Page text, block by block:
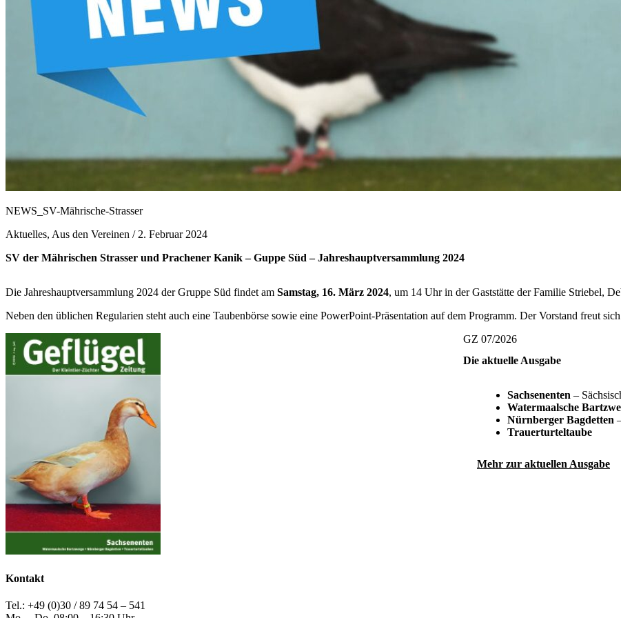
NEWS_SV-Mährische-Strasser
Aktuelles, Aus den Vereinen / 2. Februar 2024
SV der Mährischen Strasser und Prachener Kanik – Guppe Süd – Jahreshauptversammlung 2024
Die Jahreshauptversammlung 2024 der Gruppe Süd findet am Samstag, 16. März 2024, um 14 Uhr in der Gaststätte der Familie Striebel,
Neben den üblichen Regularien steht auch eine Taubenbörse sowie eine PowerPoint-Präsentation auf dem Programm. Der Vorstand freut
GZ 07/2026
Die aktuelle Ausgabe
Sachsenenten –
Watermaalsche
Nürnberger Bagdetten
Trauerturteltaube
Mehr zur aktuellen Ausgabe
Kontakt
Tel.: +49 (0)30 / 89 74 54 – 541